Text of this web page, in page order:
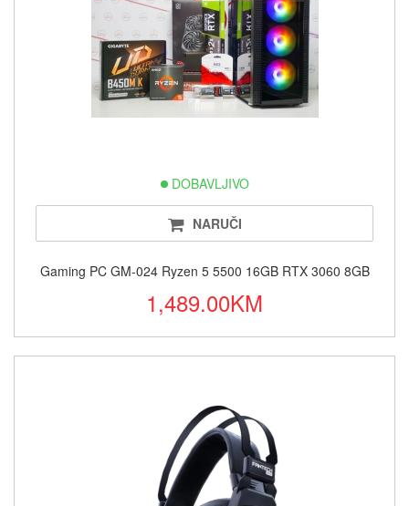
DOBAVLJIVO
NARUČI
Gaming PC GM-024 Ryzen 5 5500 16GB RTX 3060 8GB
1,489.00KM